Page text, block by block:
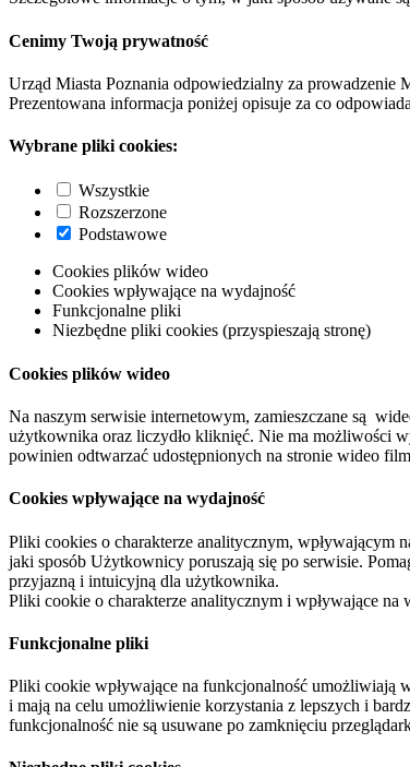
Cenimy Twoją prywatność
Urząd Miasta Poznania odpowiedzialny za prowadzenie
Prezentowana informacja poniżej opisuje za co
Wybrane pliki cookies:
Wszystkie
Rozszerzone
Podstawowe
Cookies plików wideo
Cookies wpływające na wydajność
Funkcjonalne pliki
Niezbędne pliki cookies (przyspieszają stronę)
Cookies plików wideo
Na naszym serwisie internetowym, zamieszczane są
użytkownika oraz liczydło kliknięć. Nie ma możliwości
powinien odtwarzać udostępnionych na stronie wideo
Cookies wpływające na wydajność
Pliki cookies o charakterze analitycznym, wpływającym
jaki sposób Użytkownicy poruszają się po serwisie.
przyjazną i intuicyjną dla użytkownika.
Pliki cookie o charakterze analitycznym i wpływające
Funkcjonalne pliki
Pliki cookie wpływające na funkcjonalność
i mają na celu umożliwienie korzystania z lepszych i
funkcjonalność nie są usuwane po zamknięciu